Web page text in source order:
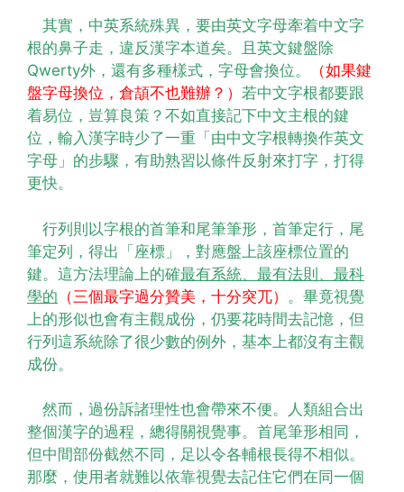
其實，中英系統殊異，要由英文字母牽着中文字
根的鼻子走，違反漢字本道矣。且英文鍵盤除
Qwerty外，還有多種樣式，字母會換位。
（如果鍵
盤字母換位，倉頡不也難辦？） 若中文字根都要跟
着易位，豈算良策？不如直接記下中文主根的鍵
位，輸入漢字時少了一重「由中文字根轉換作英文
字母」的步驟，有助熟習以條件反射來打字，打得
更快。
行列則以字根的首筆和尾筆筆形，首筆定行，尾
筆定列，得出「座標」，對應盤上該座標位置的
鍵。這方法理論上的確最有系統、最有法則、最科
學的 （三個最字過分贊美，十分突兀） 。 畢竟視覺
上的形似也會有主觀成份，仍要花時間去記憶，但
行列這系統除了很少數的例外，基本上都沒有主觀
成份。
然而，過份訴諸理性也會帶來不便。人類組合出
整個漢字的過程，總得關視覺事。首尾筆形相同，
但中間部份截然不同，足以令各輔根長得不相似。
那麼，使用者就難以依靠視覺去記住它們在同一個